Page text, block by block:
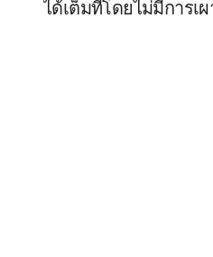
ได้เต็มที่โดยไม่มีการเ